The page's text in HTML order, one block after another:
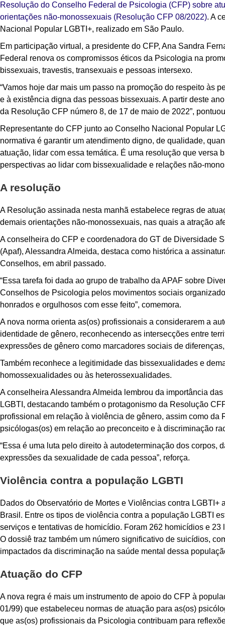
Resolução do Conselho Federal de Psicologia (CFP) sobre
orientações não-monossexuais (Resolução CFP 08/2022). A
Nacional Popular LGBTI+, realizado em São Paulo.
Em participação virtual, a presidente do CFP, Ana Sandra
Federal renova os compromissos éticos da Psicologia na
bissexuais, travestis, transexuais e pessoas intersexo.
“Vamos hoje dar mais um passo na promoção do respeito às
e à existência digna das pessoas bissexuais. A partir deste
da Resolução CFP número 8, de 17 de maio de 2022”,
Representante do CFP junto ao Conselho Nacional Popular
normativa é garantir um atendimento digno, de qualidade,
atuação, lidar com essa temática. É uma resolução que versa
perspectivas ao lidar com bissexualidade e relações não-
A resolução
A Resolução assinada nesta manhã estabelece regras de
demais orientações não-monossexuais, nas quais a atração
A conselheira do CFP e coordenadora do GT de Diversidade
(Apaf), Alessandra Almeida, destaca como histórica a
Conselhos, em abril passado.
“Essa tarefa foi dada ao grupo de trabalho da APAF sobre
Conselhos de Psicologia pelos movimentos sociais
honrados e orgulhosos com esse feito”, comemora.
A nova norma orienta as(os) profissionais a considerarem a
identidade de gênero, reconhecendo as intersecções entre
expressões de gênero como marcadores sociais de
Também reconhece a legitimidade das bissexualidades e
homossexualidades ou às heterossexualidades.
A conselheira Alessandra Almeida lembrou da importância
LGBTI, destacando também o protagonismo da Resolução
profissional em relação à violência de gênero, assim como
psicólogas(os) em relação ao preconceito e à discriminação
“Essa é uma luta pelo direito à autodeterminação dos corpos,
expressões da sexualidade de cada pessoa”, reforça.
Violência contra a população LGBTI
Dados do Observatório de Mortes e Violências contra
Brasil. Entre os tipos de violência contra a população LGBTI
serviços e tentativas de homicídio. Foram 262 homicídios e 23
O dossiê traz também um número significativo de suicídios,
impactados da discriminação na saúde mental dessa
Atuação do CFP
A nova regra é mais um instrumento de apoio do CFP à
01/99) que estabeleceu normas de atuação para as(os)
que as(os) profissionais da Psicologia contribuam para